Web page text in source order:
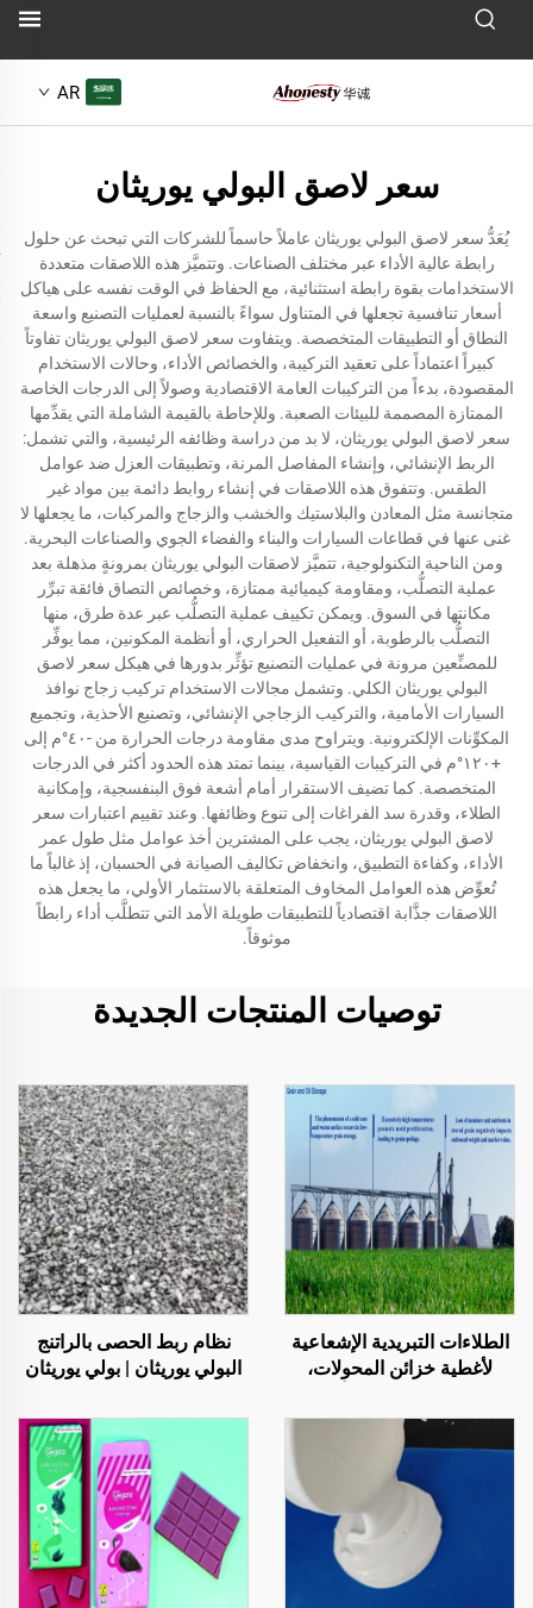
AR
سعر لاصق البولي يوريثان
يُعَدُّ سعر لاصق البولي يوريثان عاملاً حاسماً للشركات التي تبحث عن حلول
رابطة عالية الأداء عبر مختلف الصناعات. وتتميَّز هذه اللاصقات متعددة
الاستخدامات بقوة رابطة استثنائية، مع الحفاظ في الوقت نفسه على هياكل
أسعار تنافسية تجعلها في المتناول سواءً بالنسبة لعمليات التصنيع واسعة
النطاق أو التطبيقات المتخصصة. ويتفاوت سعر لاصق البولي يوريثان تفاوتاً
كبيراً اعتماداً على تعقيد التركيبة، والخصائص الأداء، وحالات الاستخدام
المقصودة، بدءاً من التركيبات العامة الاقتصادية وصولاً إلى الدرجات الخاصة
الممتازة المصممة للبيئات الصعبة. وللإحاطة بالقيمة الشاملة التي يقدِّمها
سعر لاصق البولي يوريثان، لا بد من دراسة وظائفه الرئيسية، والتي تشمل:
الربط الإنشائي، وإنشاء المفاصل المرنة، وتطبيقات العزل ضد عوامل
الطقس. وتتفوق هذه اللاصقات في إنشاء روابط دائمة بين مواد غير
متجانسة مثل المعادن والبلاستيك والخشب والزجاج والمركبات، ما يجعلها لا
غنى عنها في قطاعات السيارات والبناء والفضاء الجوي والصناعات البحرية.
ومن الناحية التكنولوجية، تتميَّز لاصقات البولي يوريثان بمرونةٍ مذهلة بعد
عملية التصلُّب، ومقاومة كيميائية ممتازة، وخصائص التصاق فائقة تبرِّر
مكانتها في السوق. ويمكن تكييف عملية التصلُّب عبر عدة طرق، منها
التصلُّب بالرطوبة، أو التفعيل الحراري، أو أنظمة المكونين، مما يوفِّر
للمصنِّعين مرونة في عمليات التصنيع تؤثِّر بدورها في هيكل سعر لاصق
البولي يوريثان الكلي. وتشمل مجالات الاستخدام تركيب زجاج نوافذ
السيارات الأمامية، والتركيب الزجاجي الإنشائي، وتصنيع الأحذية، وتجميع
المكوِّنات الإلكترونية. ويتراوح مدى مقاومة درجات الحرارة من -٤٠°م إلى
+١٢٠°م في التركيبات القياسية، بينما تمتد هذه الحدود أكثر في الدرجات
المتخصصة. كما تضيف الاستقرار أمام أشعة فوق البنفسجية، وإمكانية
الطلاء، وقدرة سد الفراغات إلى تنوع وظائفها. وعند تقييم اعتبارات سعر
لاصق البولي يوريثان، يجب على المشترين أخذ عوامل مثل طول عمر
الأداء، وكفاءة التطبيق، وانخفاض تكاليف الصيانة في الحسبان، إذ غالباً ما
تُعوِّض هذه العوامل المخاوف المتعلقة بالاستثمار الأولي، ما يجعل هذه
اللاصقات جذَّابة اقتصادياً للتطبيقات طويلة الأمد التي تتطلَّب أداء رابطاً
موثوقاً.
توصيات المنتجات الجديدة
الطلاءات التبريدية الإشعاعية
لأغطية خزائن المحولات،
الصلب الملونة، وصوامع
تخزين الحبوب، وخزانات
تخزين النفط
نظام ربط الحصى بالراتنج
البولي يوريثان | بولي يوريثان
والديكور